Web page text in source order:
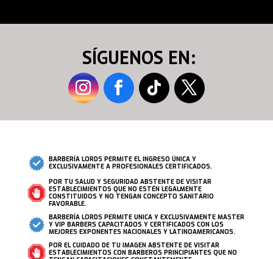
SÍGUENOS EN:
BARBERÍA LORDS PERMITE EL INGRESO ÚNICA Y
EXCLUSIVAMENTE A PROFESIONALES CERTIFICADOS.
POR TU SALUD Y SEGURIDAD ABSTENTE DE VISITAR
ESTABLECIMIENTOS QUE NO ESTÉN LEGALMENTE
CONSTITUIDOS Y NO TENGAN CONCEPTO SANITARIO
FAVORABLE.
BARBERÍA LORDS PERMITE UNICA Y EXCLUSIVAMENTE MASTER
Y VIP BARBERS CAPACITADOS Y CERTIFICADOS CON LOS
MEJORES EXPONENTES NACIONALES Y LATINOAMERICANOS.
POR EL CUIDADO DE TU IMAGEN ABSTENTE DE VISITAR
ESTABLECIMIENTOS CON BARBEROS PRINCIPIANTES QUE NO